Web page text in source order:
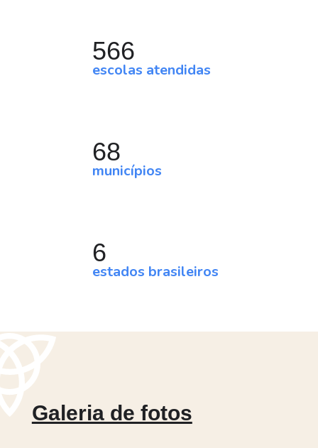
566
escolas atendidas
68
municípios
6
estados brasileiros
Galeria de fotos